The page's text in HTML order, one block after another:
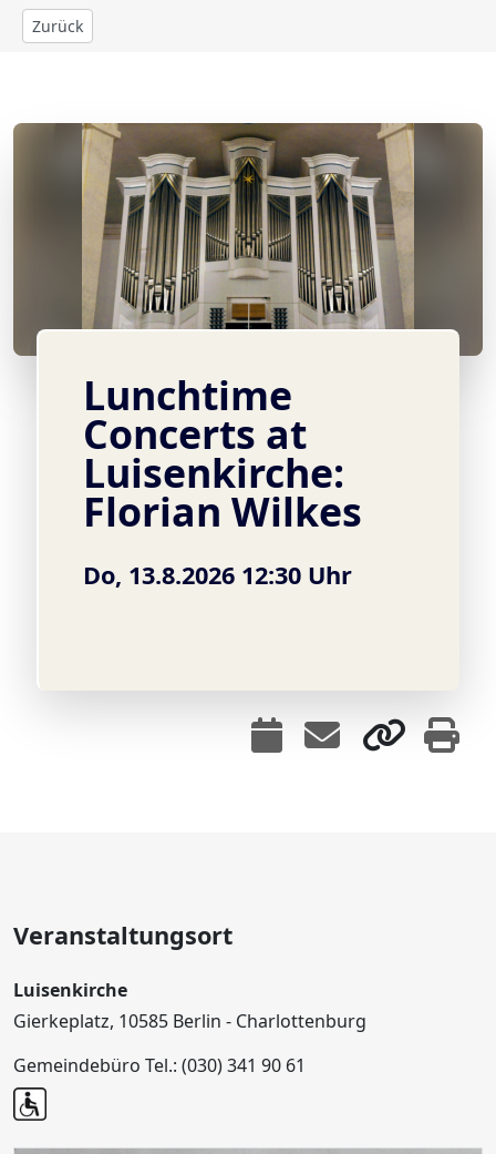
Zurück
Lunchtime
Concerts at
Luisenkirche:
Florian Wilkes
Do, 13.8.2026 12:30 Uhr
Veranstaltungsort
Luisenkirche
Gierkeplatz, 10585 Berlin - Charlottenburg
Gemeindebüro Tel.: (030) 341 90 61